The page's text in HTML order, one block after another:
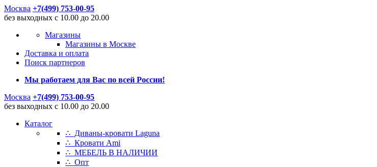
Москва +7(499) 753-00-95
без выходных с 10.00 до 20.00
Магазины
Магазины в Москве
Доставка и оплата
Поиск партнеров
Мы работаем для Вас по всей России!
Москва +7(499) 753-00-95
без выходных с 10.00 до 20.00
Каталог
∴ Диваны-кровати Laguna
∴ Кровати Ami
∴ МЕБЕЛЬ В НАЛИЧИИ
∴ Опт